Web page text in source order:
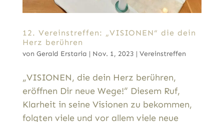
12. Vereinstreffen: „VISIONEN“ die dein
Herz berühren
von Gerald Erstaria | Nov. 1, 2023 | Vereinstreffen
„VISIONEN, die dein Herz berühren,
eröffnen Dir neue Wege!“ Diesem Ruf,
Klarheit in seine Visionen zu bekommen,
folgten viele und vor allem viele neue